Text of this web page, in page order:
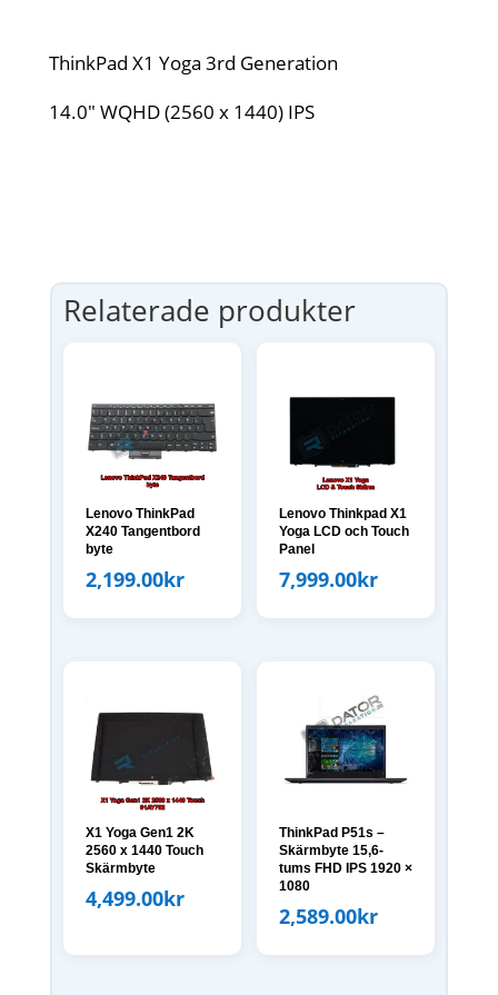
ThinkPad X1 Yoga 3rd Generation
14.0" WQHD (2560 x 1440) IPS
Relaterade produkter
Lenovo ThinkPad
X240 Tangentbord
byte
2,199.00kr
Lenovo Thinkpad X1
Yoga LCD och Touch
Panel
7,999.00kr
X1 Yoga Gen1 2K
2560 x 1440 Touch
Skärmbyte
4,499.00kr
ThinkPad P51s –
Skärmbyte 15,6-
tums FHD IPS 1920 ×
1080
2,589.00kr